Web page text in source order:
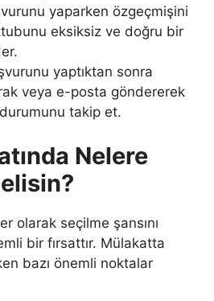
yaparken özgeçmişini
eksiksiz ve doğru bir
yaptıktan sonra
veya e-posta göndererek
takip et.
Nelere
olarak seçilme şansını
bir fırsattır. Mülakatta
bazı önemli noktalar